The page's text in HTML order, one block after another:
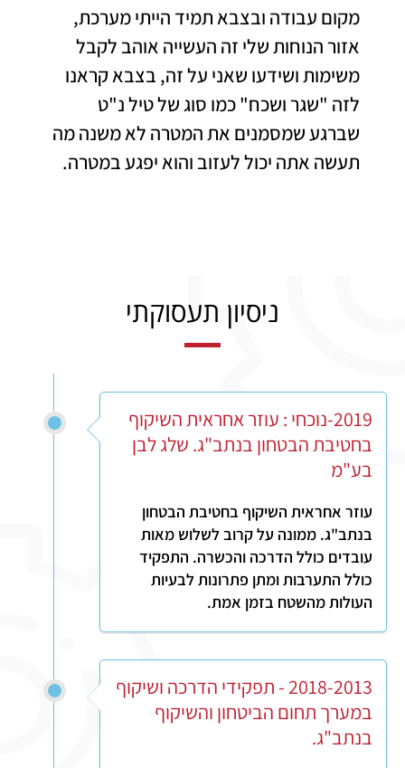
מקום עבודה ובצבא תמיד הייתי מערכת,
אזור הנוחות שלי זה העשייה אוהב לקבל
משימות ושידעו שאני על זה, בצבא קראנו
לזה "שגר ושכח" כמו סוג של טיל נ"ט
שברגע שמסמנים את המטרה לא משנה מה
תעשה אתה יכול לעזוב והוא יפגע במטרה.
ניסיון תעסוקתי
2019-נוכחי : עוזר אחראית השיקוף
בחטיבת הבטחון בנתב"ג. שלג לבן
בע"מ
עוזר אחראית השיקוף בחטיבת הבטחון
בנתב"ג. ממונה על קרוב לשלוש מאות
עובדים כולל הדרכה והכשרה. התפקיד
כולל התערבות ומתן פתרונות לבעיות
העולות מהשטח בזמן אמת.
2018-2013 - תפקידי הדרכה ושיקוף
במערך תחום הביטחון והשיקוף
בנתב"ג.